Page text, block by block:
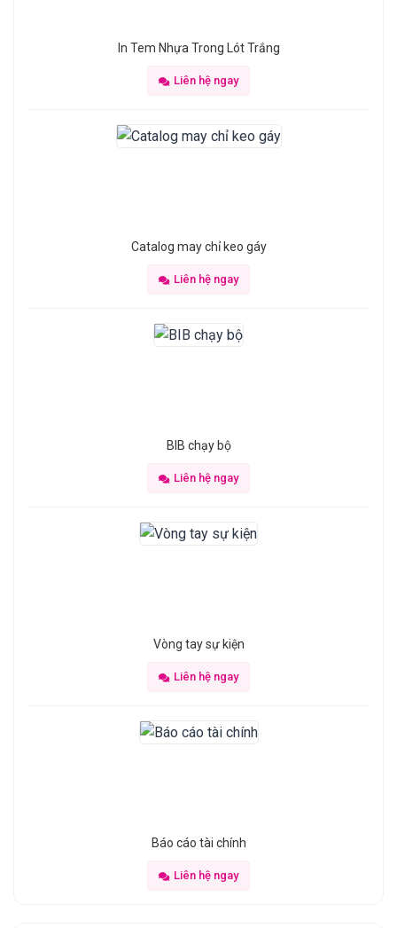
In Tem Nhựa Trong Lót Trắng
Liên hệ ngay
Catalog may chỉ keo gáy
Liên hệ ngay
BIB chạy bộ
Liên hệ ngay
Vòng tay sự kiện
Liên hệ ngay
Báo cáo tài chính
Liên hệ ngay